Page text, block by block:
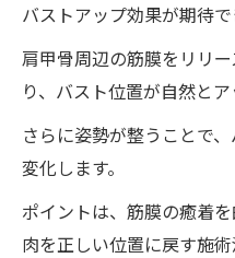
バストアップ効果が期待
肩甲骨周辺の筋膜をリリ
り、バスト位置が自然とア
さらに姿勢が整うことで
変化します。
ポイントは、筋膜の癒着
肉を正しい位置に戻す施術